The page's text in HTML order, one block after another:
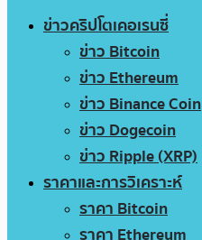
ข่าวคริปโตเคอเรนซี่
ข่าว Bitcoin
ข่าว Ethereum
ข่าว Binance Coin
ข่าว Dogecoin
ข่าว Ripple (XRP)
ราคาและการวิเคราะห์
ราคา Bitcoin